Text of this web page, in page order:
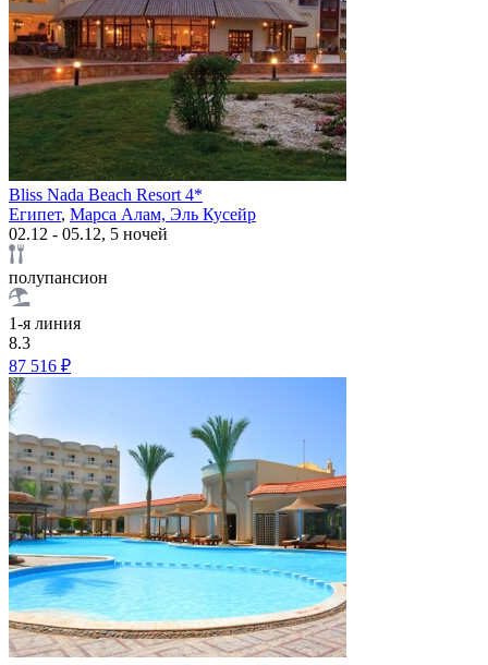
Bliss Nada Beach Resort 4*
Египет, Марса Алам, Эль Кусейр
02.12 - 05.12, 5 ночей
полупансион
1-я линия
8.3
87 516 ₽